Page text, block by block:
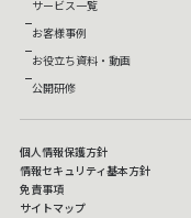
サービス一覧
お客様事例
お役立ち資料・動画
公開研修
個人情報保護方針
情報セキュリティ基本方針
免責事項
サイトマップ